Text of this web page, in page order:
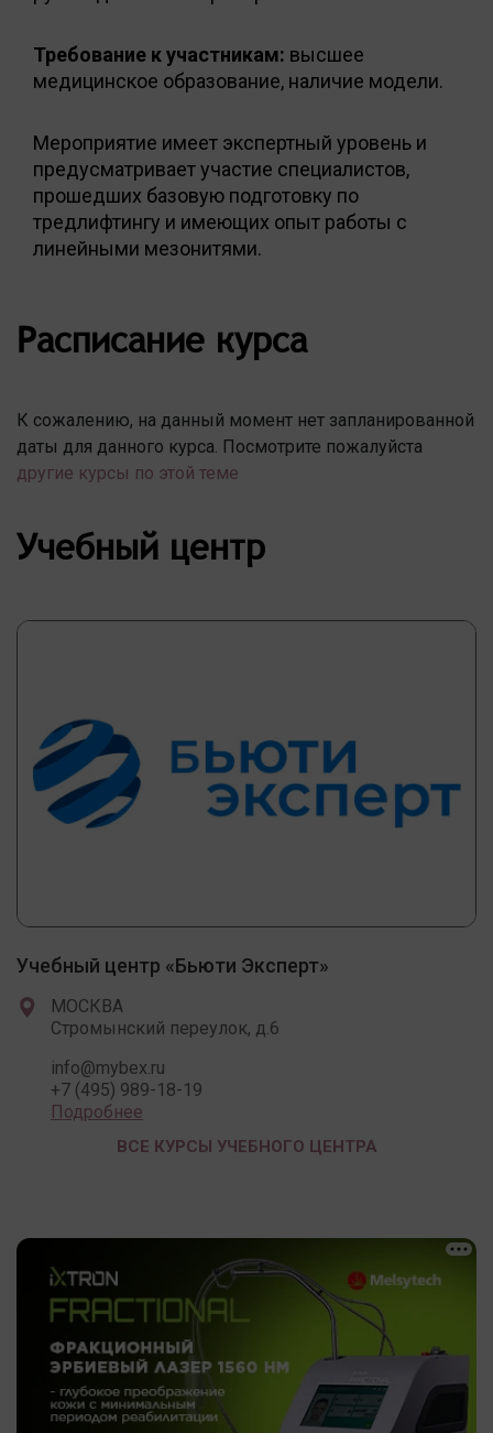
Требование к участникам: высшее
медицинское образование, наличие модели.
Мероприятие имеет экспертный уровень и
предусматривает участие специалистов,
прошедших базовую подготовку по
тредлифтингу и имеющих опыт работы с
линейными мезонитями.
Расписание курса
К сожалению, на данный момент нет запланированной
даты для данного курса. Посмотрите пожалуйста
другие курсы по этой теме
Учебный центр
Учебный центр «Бьюти Эксперт»
МОСКВА
Стромынский переулок, д.6
info@mybex.ru
+7 (495) 989-18-19
Подробнее
ВСЕ КУРСЫ УЧЕБНОГО ЦЕНТРА